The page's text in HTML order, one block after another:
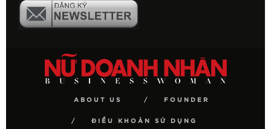
ABOUT US FOUNDER
ĐIỀU KHOẢN SỬ DỤNG